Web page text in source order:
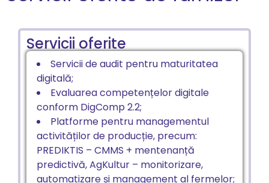
Servicii oferite
Servicii de audit pentru maturitatea
digitală;
Evaluarea competențelor digitale
conform DigComp 2.2;
Platforme pentru managementul
activităților de producție, precum:
PREDIKTIS – CMMS + mentenanță
predictivă, AgKultur – monitorizare,
automatizare și management al fermelor;